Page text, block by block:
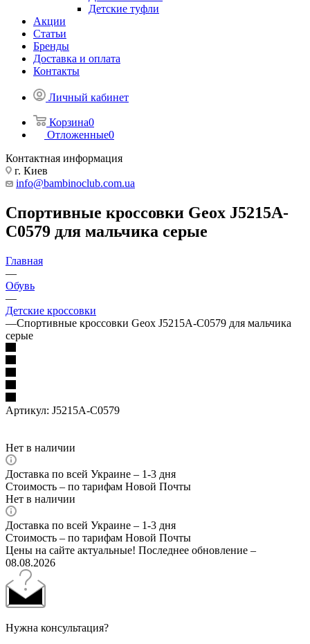
Детские туфли
Акции
Статьи
Бренды
Доставка и оплата
Контакты
Личный кабинет
Корзина0
Отложенные0
Контактная информация
г. Киев
info@bambinoclub.com.ua
Спортивные кроссовки Geox J5215A-
C0579 для мальчика серые
Главная
—
Обувь
—
Детские кроссовки
—Спортивные кроссовки Geox J5215A-C0579 для мальчика
серые
Артикул: J5215A-C0579
Нет в наличии
Доставка по всей Украине – 1-3 дня
Стоимость – по тарифам Новой Почты
Нет в наличии
Доставка по всей Украине – 1-3 дня
Стоимость – по тарифам Новой Почты
Цены на сайте актуальные! Последнее обновление –
08.08.2026
Нужна консультация?